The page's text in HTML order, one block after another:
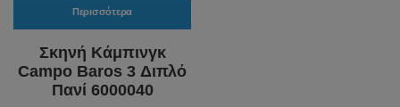
Περισσότερα
Σκηνή Κάμπινγκ
Campo Baros 3 Διπλό
Πανί 6000040